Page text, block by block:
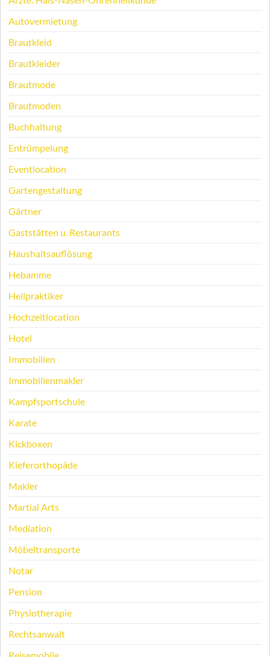
Autovermietung
Brautkleid
Brautkleider
Brautmode
Brautmoden
Buchhaltung
Entrümpelung
Eventlocation
Gartengestaltung
Gärtner
Gaststätten u. Restaurants
Haushaltsauflösung
Hebamme
Heilpraktiker
Hochzeitlocation
Hotel
Immobilien
Immobilienmakler
Kampfsportschule
Karate
Kickboxen
Kieferorthopäde
Makler
Martial Arts
Mediation
Möbeltransporte
Notar
Pension
Physiotherapie
Rechtsanwalt